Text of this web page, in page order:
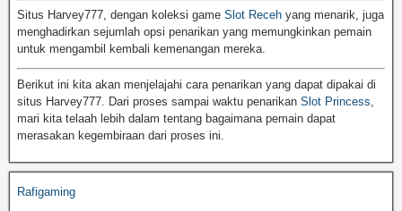
Situs Harvey777, dengan koleksi game Slot Receh yang menarik, juga
menghadirkan sejumlah opsi penarikan yang memungkinkan pemain
untuk mengambil kembali kemenangan mereka.
Berikut ini kita akan menjelajahi cara penarikan yang dapat dipakai di
situs Harvey777. Dari proses sampai waktu penarikan Slot Princess
mari kita telaah lebih dalam tentang bagaimana pemain dapat
merasakan kegembiraan dari proses ini.
Rafigaming